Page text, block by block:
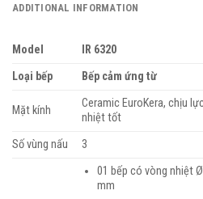
ADDITIONAL INFORMATION
Model
IR 6320
Loại bếp
Bếp cảm ứng từ
Mặt kính
Ceramic EuroKera, chịu
nhiệt tốt
Số vùng nấu
3
01 bếp có vòng nhiệt
mm